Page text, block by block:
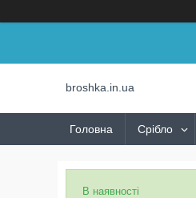
broshka.in.ua
Головна Срібло
В наявності